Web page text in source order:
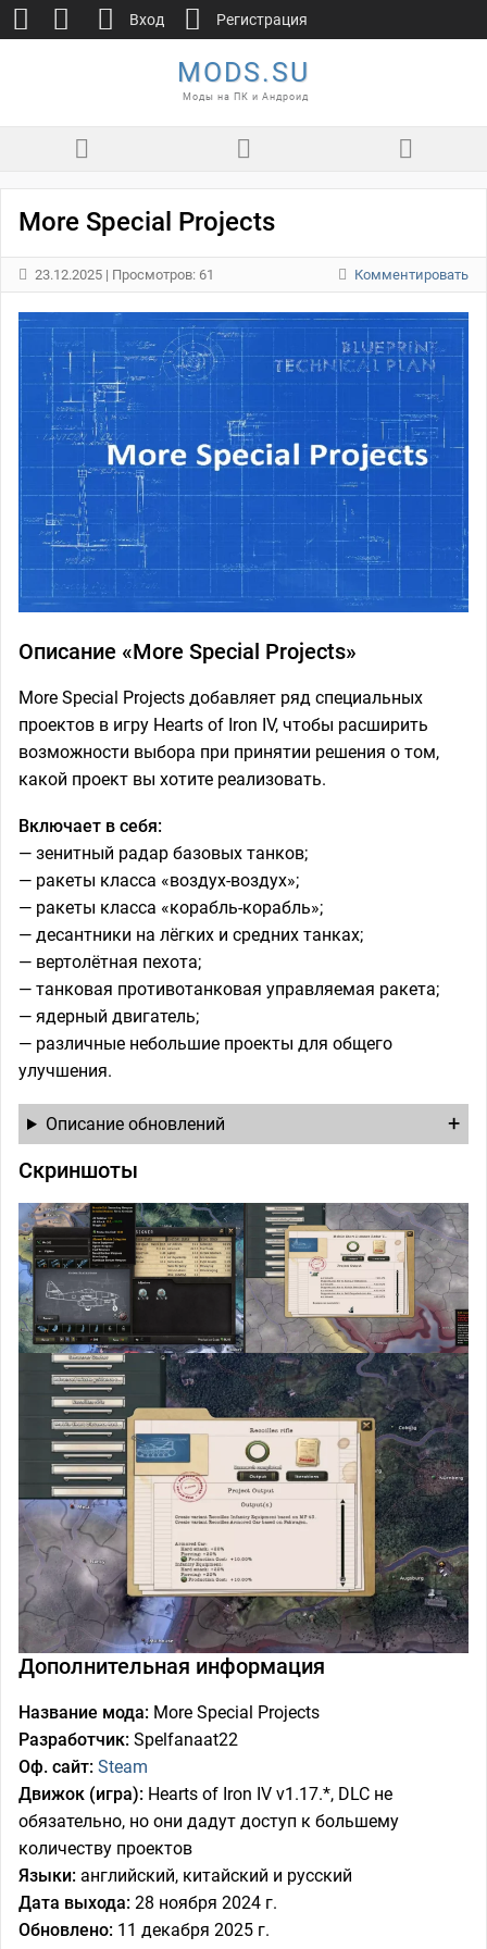
MODS.SU
Моды на ПК и Андроид
More Special Projects
23.12.2025 | Просмотров: 61 Комментировать
Описание «More Special Projects»
More Special Projects добавляет ряд специальных
проектов в игру Hearts of Iron IV, чтобы расширить
возможности выбора при принятии решения о том,
какой проект вы хотите реализовать.
Включает в себя:
— зенитный радар базовых танков;
— ракеты класса «воздух-воздух»;
— ракеты класса «корабль-корабль»;
— десантники на лёгких и средних танках;
— вертолётная пехота;
— танковая противотанковая управляемая ракета;
— ядерный двигатель;
— различные небольшие проекты для общего
улучшения.
Описание обновлений
Скриншоты
Дополнительная информация
Название мода: More Special Projects
Разработчик: Spelfanaat22
Оф. сайт: Steam
Движок (игра): Hearts of Iron IV v1.17.*, DLC не
обязательно, но они дадут доступ к большему
количеству проектов
Языки: английский, китайский и русский
Дата выхода: 28 ноября 2024 г.
Обновлено: 11 декабря 2025 г.
Вход Регистрация